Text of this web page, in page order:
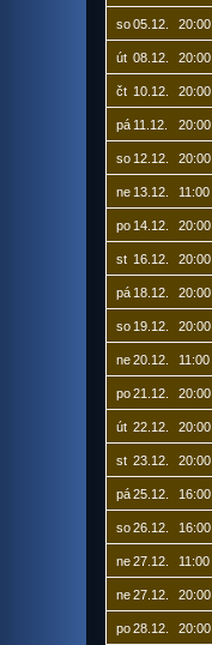
so05.12. 20:00
út 08.12. 20:00
čt 10.12. 20:00
pá 11.12. 20:00
so 12.12. 20:00
ne 13.12. 11:00
po 14.12. 20:00
st 16.12. 20:00
pá 18.12. 20:00
so 19.12. 20:00
ne20.12. 11:00
po21.12. 20:00
út 22.12. 20:00
st 23.12. 20:00
pá25.12. 16:00
so26.12. 16:00
ne27.12. 11:00
ne27.12. 20:00
po28.12. 20:00